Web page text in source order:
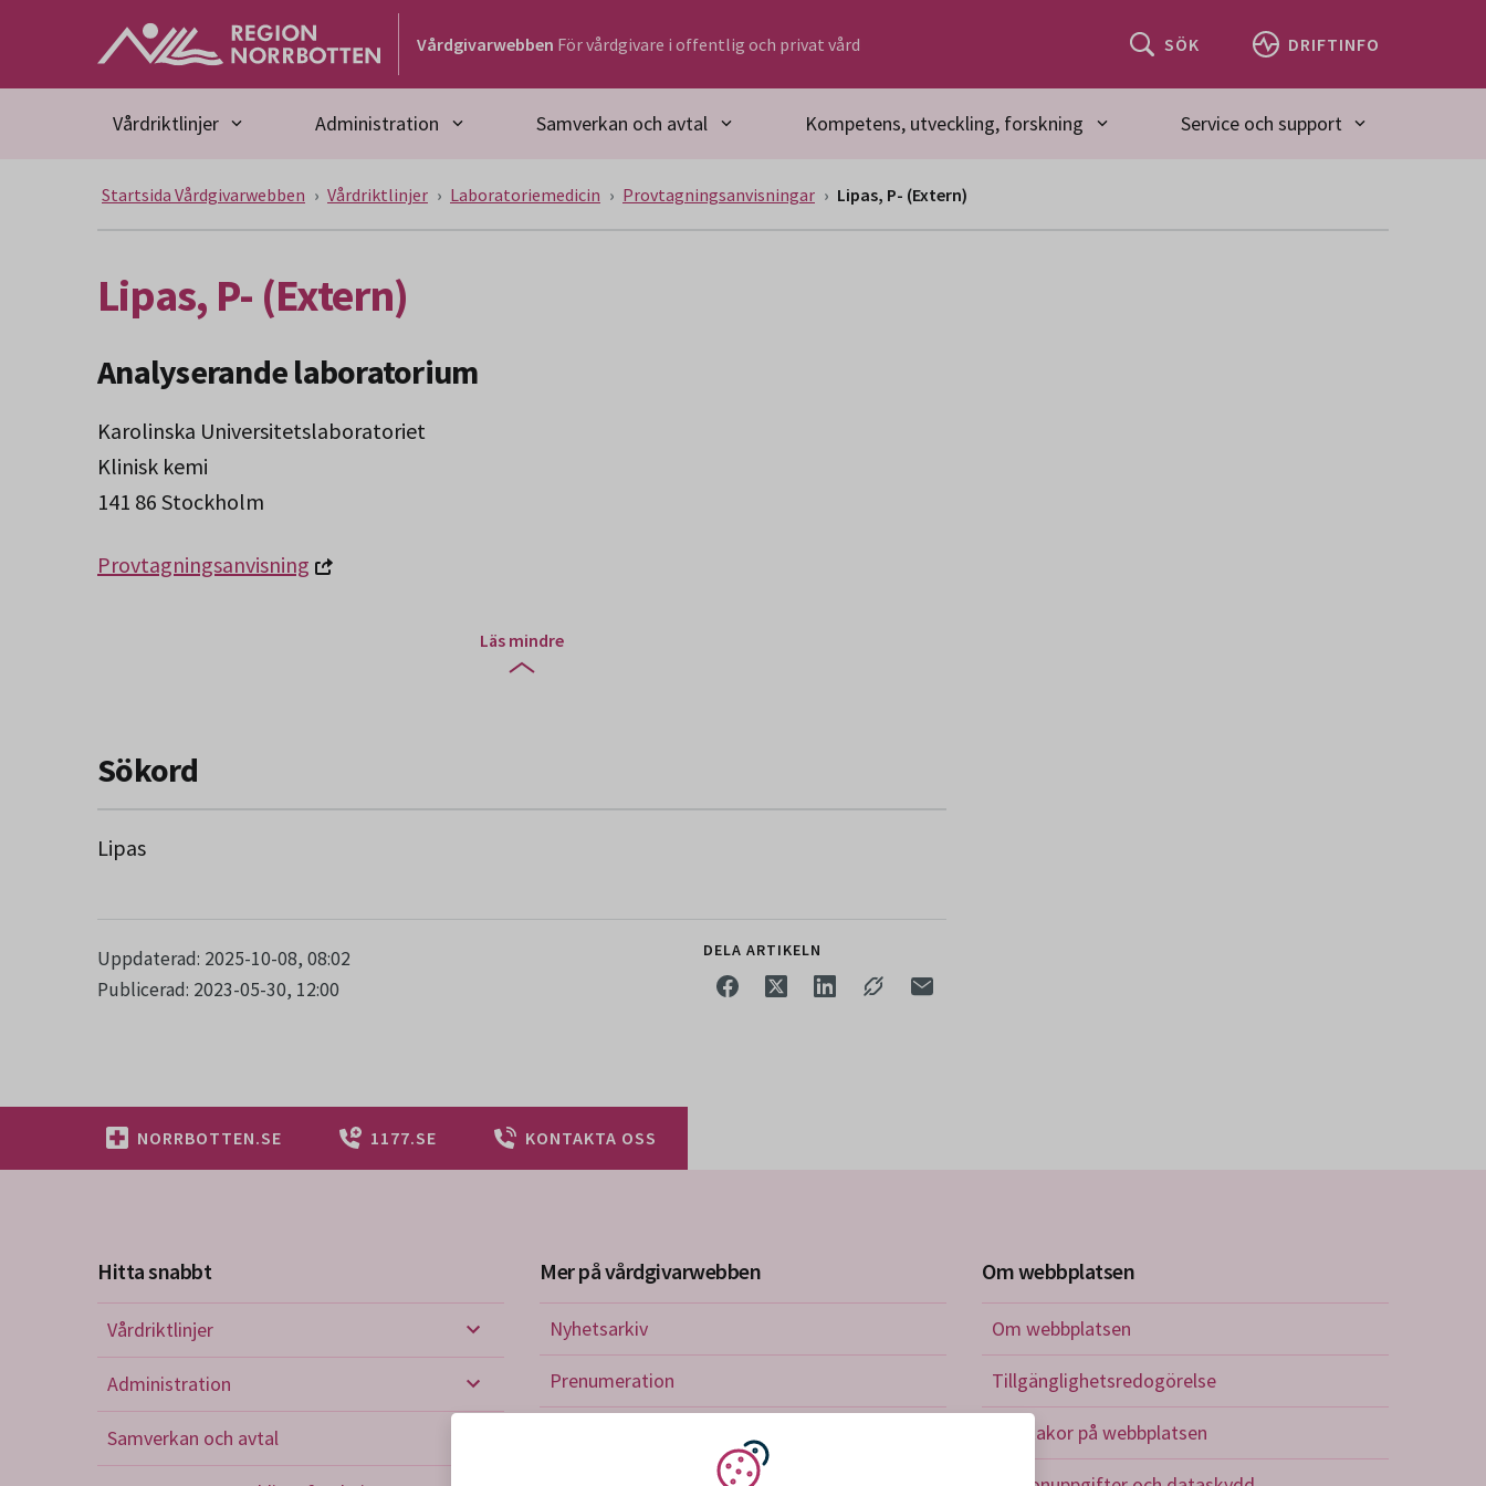
Gå till huvudmeny
Gå till övergripande innehåll
Vårdgivarwebben För vårdgivare i offentlig och privat vård SÖK DRIFTINFO
Vårdriktlinjer Administration Samverkan och avtal Kompetens, utveckling, forskning Service och support
Startsida Vårdgivarwebben Vårdriktlinjer Laboratoriemedicin Provtagningsanvisningar Lipas, P- (Extern)
Lipas, P- (Extern)
Analyserande laboratorium
Karolinska Universitetslaboratoriet
Klinisk kemi
141 86 Stockholm
Provtagningsanvisning
Läs mindre
Sökord
Lipas
Uppdaterad: 2025-10-08, 08:02
Publicerad: 2023-05-30, 12:00
DELA ARTIKELN
NORRBOTTEN.SE 1177.SE KONTAKTA OSS
Hitta snabbt
Vårdriktlinjer
Vårdriktlinjer
Administration
Samverkan och avtal
Mer på vårdgivarwebben
Nyhetsarkiv
Prenumeration
Om webbplatsen
Om webbplatsen
Tillgänglighetsredogörelse
Om kakor på webbplatsen